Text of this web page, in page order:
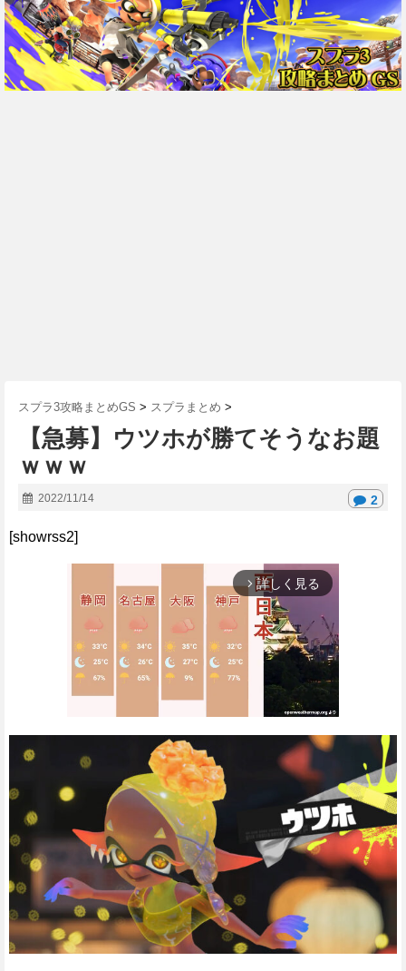
スプラ3攻略まとめGS > スプラまとめ >
【急募】ウツホが勝てそうなお題
ｗｗｗ
2022/11/14 2
[showrss2]
arrow_forward_ios 詳しく見る
M
e